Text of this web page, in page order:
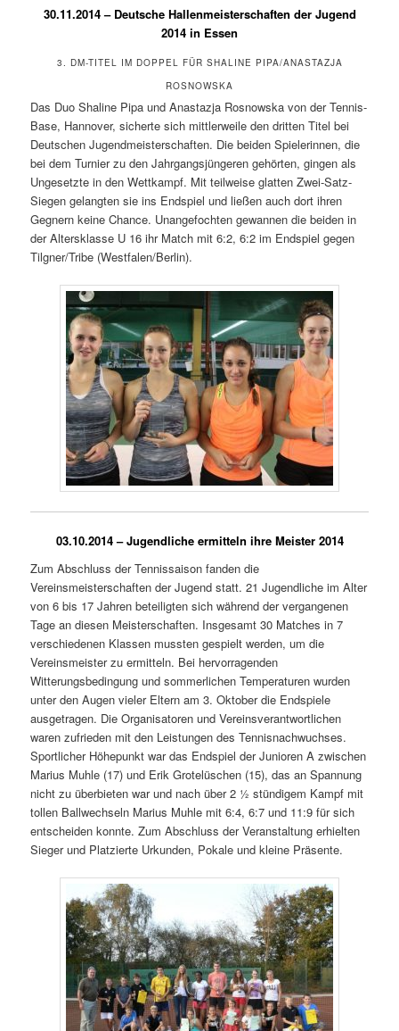
30.11.2014 – Deutsche Hallenmeisterschaften der Jugend
2014 in Essen
3. DM-TITEL IM DOPPEL FÜR SHALINE PIPA/ANASTAZJA
ROSNOWSKA
Das Duo Shaline Pipa und Anastazja Rosnowska von der Tennis-
Base, Hannover, sicherte sich mittlerweile den dritten Titel bei
Deutschen Jugendmeisterschaften. Die beiden Spielerinnen, die
bei dem Turnier zu den Jahrgangsjüngeren gehörten, gingen als
Ungesetzte in den Wettkampf. Mit teilweise glatten Zwei-Satz-
Siegen gelangten sie ins Endspiel und ließen auch dort ihren
Gegnern keine Chance. Unangefochten gewannen die beiden in
der Altersklasse U 16 ihr Match mit 6:2, 6:2 im Endspiel gegen
Tilgner/Tribe (Westfalen/Berlin).
03.10.2014 – Jugendliche ermitteln ihre Meister 2014
Zum Abschluss der Tennissaison fanden die
Vereinsmeisterschaften der Jugend statt. 21 Jugendliche im Alter
von 6 bis 17 Jahren beteiligten sich während der vergangenen
Tage an diesen Meisterschaften. Insgesamt 30 Matches in 7
verschiedenen Klassen mussten gespielt werden, um die
Vereinsmeister zu ermitteln. Bei hervorragenden
Witterungsbedingung und sommerlichen Temperaturen wurden
unter den Augen vieler Eltern am 3. Oktober die Endspiele
ausgetragen. Die Organisatoren und Vereinsverantwortlichen
waren zufrieden mit den Leistungen des Tennisnachwuchses.
Sportlicher Höhepunkt war das Endspiel der Junioren A zwischen
Marius Muhle (17) und Erik Grotelüschen (15), das an Spannung
nicht zu überbieten war und nach über 2 ½ stündigem Kampf mit
tollen Ballwechseln Marius Muhle mit 6:4, 6:7 und 11:9 für sich
entscheiden konnte. Zum Abschluss der Veranstaltung erhielten
Sieger und Platzierte Urkunden, Pokale und kleine Präsente.